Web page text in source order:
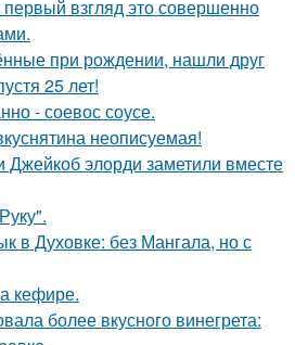
взгляд это совершенно
при рождении, нашли друг
25 лет!
- соевос соусе.
неописуемая!
Джейкоб элорди заметили вместе
Духовке: без Мангала, но с
кефире.
более вкусного винегрета: